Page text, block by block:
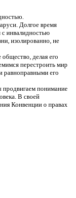
Долгое время
с инвалидностью
изолированно, не
делая его
перестроить мир
равноправными его
понимание
В своей
Конвенции о правах